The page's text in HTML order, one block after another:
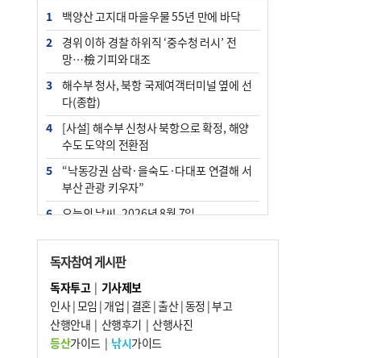
1
백양산 고지대 마을우물 55년 만에 바닥
2
경위 이하 경찰 하위직 ‘중수청 러시’ 전
망…檢 기피와 대조
3
해수부 청사, 북항 국제여객터미널 옆에 선
다(종합)
4
[사설] 해수부 신청사 북항으로 확정, 해양
수도 도약의 전환점
5
“낙동강권 삼락·을숙도·다대포 연결해 서
부산 관광 키우자”
6
오늘의 날씨- 2026년 8월 7일
7
부울경 주말부터 비소식…‘극한 폭염’ 한풀
꺾일 듯
8
피란마을 67년 역사인데…전교생 24명 아
미초 통폐합 기로
9
외국인 선원 ‘인신매매 경유지’ 된 부산…
우려가 현실로
독자참여 게시판
독자투고| 기사제보
인사|모임 | 개업 | 결혼|출산|동정 |부고
산행안내 | 산행후기 | 산행사진
등산가이드| 낚시가이드